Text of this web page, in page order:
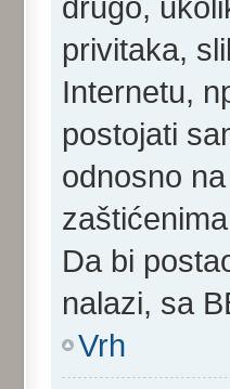
privitaka,
Internetu,
postojati
odnosno
Da bi
nalazi, sa
Vrh